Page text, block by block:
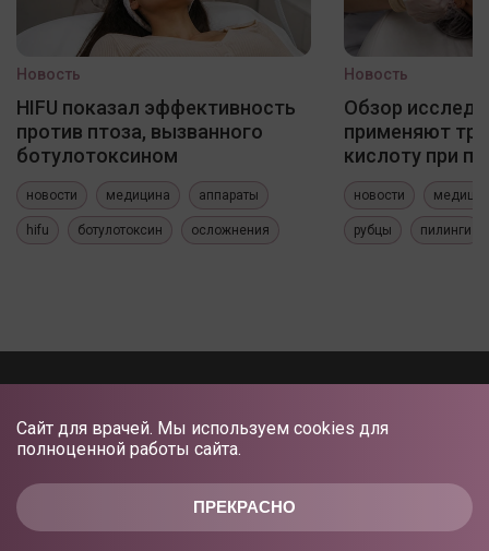
ПРЕКРАСНО
Сайт для врачей. Мы используем cookies для
полноценной работы сайта.
Новость
HIFU показал эффективность
против птоза, вызванного
ботулотоксином
новости медицина аппараты
hifu ботулотоксин осложнения
Новость
Обзор
применяют
кислоту при
новости
рубцы пилинги
О ПРОЕКТЕ КОНФИДЕНЦИАЛЬНОСТЬ